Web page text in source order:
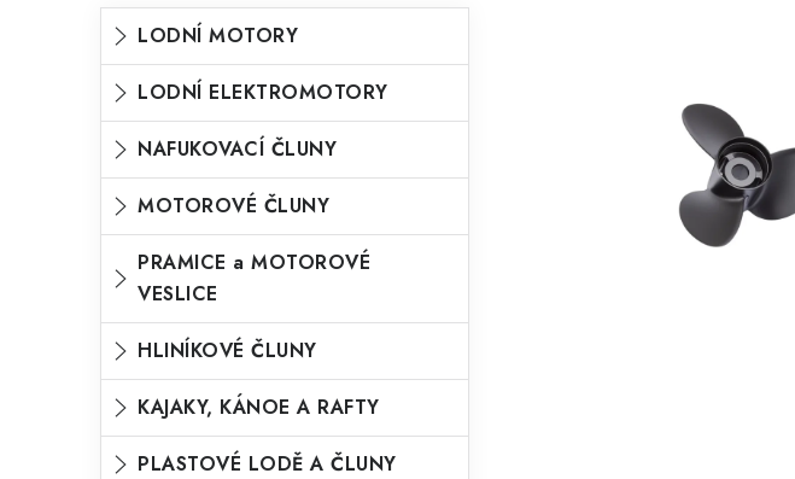
P
o
t
a
n
n
p
a
n
e
Přeskočit
kategorie
K
a
e
g
o
e
LODNÍ MOTORY
LODNÍ ELEKTROMOTORY
NAFUKOVACÍ ČLUNY
MOTOROVÉ ČLUNY
PRAMICE a MOTOROVÉ
VESLICE
HLINÍKOVÉ ČLUNY
KAJAKY, KÁNOE A RAFTY
PLASTOVÉ LODĚ A ČLUNY